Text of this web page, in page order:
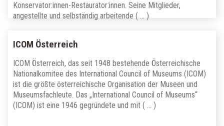
Konservator:innen-Restaurator:innen. Seine Mitglieder,
angestellte und selbständig arbeitende ( … )
ICOM Österreich
ICOM Österreich, das seit 1948 bestehende Österreichische
Nationalkomitee des International Council of Museums (ICOM)
ist die größte österreichische Organisation der Museen und
Museumsfachleute. Das „International Council of Museums“
(ICOM) ist eine 1946 gegründete und mit ( … )